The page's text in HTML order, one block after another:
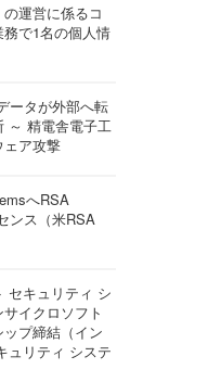
の運営に係るコ
で1名の個人情
ータが外部へ転
～ 精電舎電子工
ア攻撃
へRSA
ンス（米RSA
セキュリティ シ
イクロソフト
プ締結（イン
ュリティ システ